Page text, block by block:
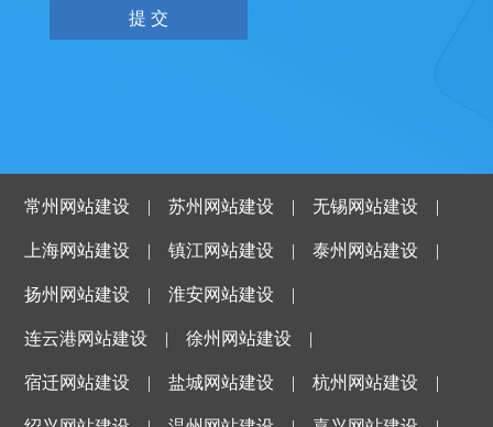
常州网站建设 |苏州网站建设 |无锡网站建设 |
上海网站建设 |镇江网站建设 |泰州网站建设 |
扬州网站建设 |淮安网站建设 |
连云港网站建设 |徐州网站建设 |
宿迁网站建设 |盐城网站建设 |杭州网站建设 |